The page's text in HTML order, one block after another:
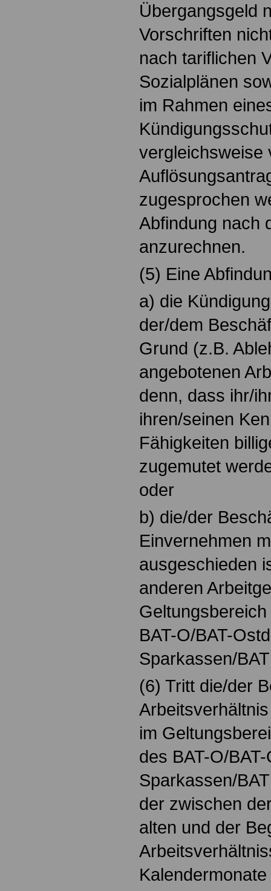
Übergangsgeld
Vorschriften
nach tariflichen
Sozialplänen
im Rahmen
vergleichsweise
zugesprochen
Abfindung nach
anzurechnen.
(5) Eine
a) die
der/dem
Grund (z.B.
angebotenen
denn, dass ihr/
ihren/seinen
Fähigkeiten
zugemutet
oder
b) die/der
Einvernehmen
ausgeschieden
anderen
BAT-O/BAT-
Sparkassen/
(6) Tritt die/der
im
des BAT-O/
Sparkassen/
der zwischen
alten und der